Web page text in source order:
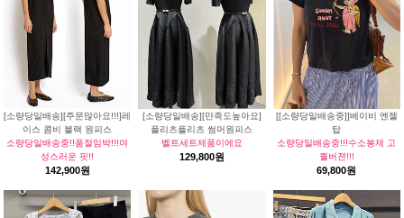
[소량당일배송][주문많아요!!!]레
이스 콤비 블랙 원피스
소량당일배송중!!품절임박!!!여
성스러운 핏!!
142,900원
[소량당일배송][만족도높아요]
플리츠플리츠 썸머원피스
벨트세트제품이에요
129,800원
[[소량당일배송중]]베이비 엔젤
탑
소량당일배송중!!!수소봉제 고
퀄버젼!!!
69,800원